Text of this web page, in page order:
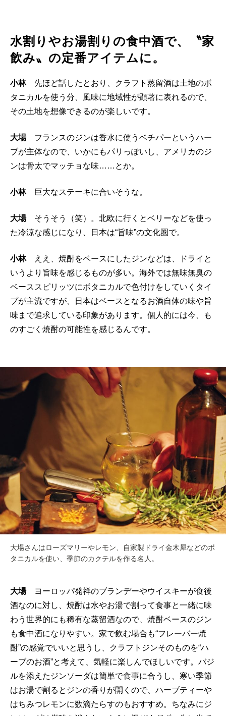
水割りやお湯割りの食中酒で、〝家
飲み〟の定番アイテムに。
小林先ほど話したとおり、クラフト蒸留酒は土地のボ
タニカルを使う分、風味に地域性が顕著に表れるので、
その土地を想像できるのが楽しいです。
大場フランスのジンは香水に使うベチパーというハー
ブが主体なので、いかにもパリっぽいし、アメリカのジ
ンは骨太でマッチョな味……とか。
小林巨大なステーキに合いそうな。
大場そうそう（笑）。北欧に行くとベリーなどを使っ
た冷涼な感じになり、日本は“旨味”の文化圏で。
小林ええ、焼酎をベースにしたジンなどは、ドライと
いうより旨味を感じるものが多い。海外では無味無臭の
ベーススピリッツにボタニカルで色付けをしていくタイ
プが主流ですが、日本はベースとなるお酒自体の味や旨
味まで追求している印象があります。個人的には今、も
のすごく焼酎の可能性を感じるんです。
大場さんはローズマリーやレモン、自家製ドライ金木犀などのボ
タニカルを使い、季節のカクテルを作る名人。
大場ヨーロッパ発祥のブランデーやウイスキーが食後
酒なのに対し、焼酎は水やお湯で割って食事と一緒に味
わう世界的にも稀有な蒸留酒なので、焼酎ベースのジン
も食中酒になりやすい。家で飲む場合も“フレーバー焼
酎”の感覚でいいと思うし、クラフトジンそのものを“ハ
ーブのお酒”と考えて、気軽に楽しんでほしいです。バジ
ルを添えたジンソーダは簡単で食事に合うし、寒い季節
はお湯で割るとジンの香りが開くので、ハーブティーや
はちみつレモンに数滴たらすのもおすすめ。ちなみにジ